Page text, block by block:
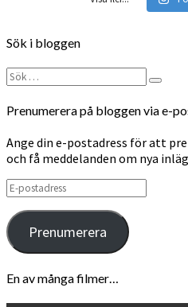
Sök i bloggen
Sök
efter:
Sök
Prenumerera på bloggen via e-
Ange din e-postadress för att
och få meddelanden om nya
E-
postadress
Prenumerera
En av många filmer…